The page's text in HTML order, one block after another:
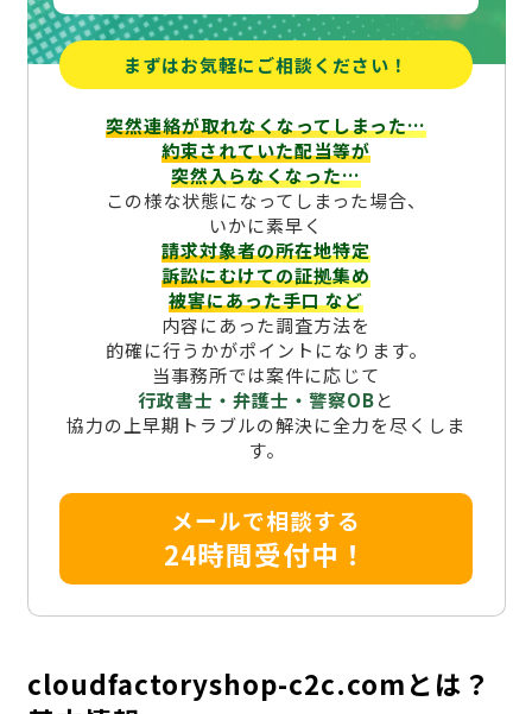
まずはお気軽にご相談ください！
突然連絡が取れなくなってしまった…
約束されていた配当等が
突然入らなくなった…
この様な状態になってしまった場合、
いかに素早く
請求対象者の所在地特定
訴訟にむけての証拠集め
被害にあった手口など
内容にあった調査方法を
的確に行うかがポイントになります。
当事務所では案件に応じて
行政書士・弁護士・警察OBと
協力の上早期トラブルの解決に全力を尽くしま
す。
メールで相談する
24時間受付中！
cloudfactoryshop-c2c.comとは？